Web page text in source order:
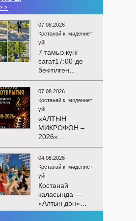
07.08.2026
Қостанай қ. мәдениет
үйі
7 тамыз күні
сағат17:00-де
бекітілген
жоспарға және
KPI
көрсеткіштерін
орындау аясында
«Таза Қазақстан»
экологиялық
акциясына
арналған көшпелі
концерт
Меңдіқара
ауданының
Красная Пресня
ауылында
өткізілді
07.08.2026
Қостанай қ. мәдениет
үйі
«АЛТЫН
МИКРОФОН –
2026»
БАЙҚАУЫНЫҢ
САЛТАНАТТЫ
АШЫЛУЫ
Сіздерді
вокалистердің
«Алтын
микрофон –
2026» XXII
04.08.2026
Қостанай қ. мәдениет
үйі
Қостанай
қаласында —
«Алтын дән»
балалар